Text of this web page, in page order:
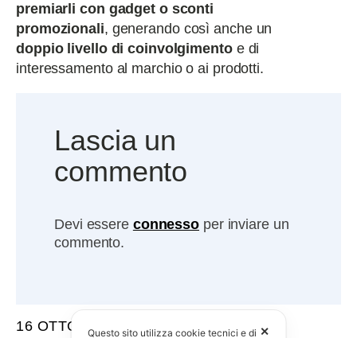
premiarli con gadget o sconti
promozionali, generando così anche un
doppio livello di coinvolgimentoe di
interessamento al marchio o ai prodotti.
Lascia un
commento
Devi essere connesso per inviare un
commento.
16 OTTOBRE 2012 ✕
Questo sito utilizza cookie tecnici e di